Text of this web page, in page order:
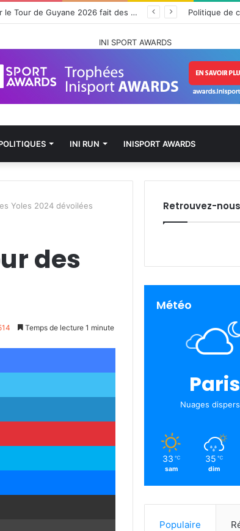
de la BYers Academy Politique de
INI SPORT AWARDS
INI RUN INISPORT AWARDS
Yoles 2024 dévoilées
des
Temps de lecture 1 minute
Retrouvez-
Météo
Paris
Nuages
33 ℃
sam
35 ℃
dim
Populaire